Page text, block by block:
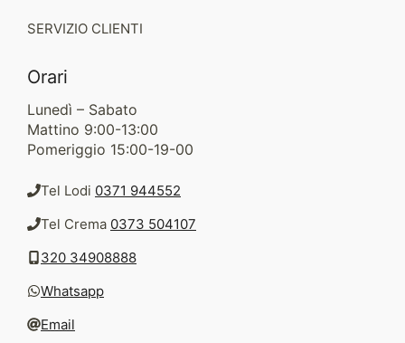
SERVIZIO CLIENTI
Orari
Lunedì – Sabato
Mattino 9:00-13:00
Pomeriggio 15:00-19-00
Tel Lodi 0371 944552
Tel Crema 0373 504107
320 34908888
Whatsapp
Email